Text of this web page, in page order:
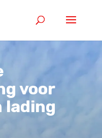
voor
lading